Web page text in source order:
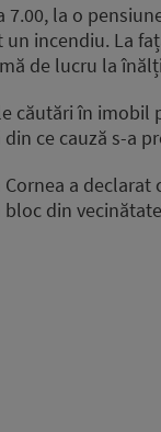
la o
incendiu. La
de lucru la
căutări în imobil
ce cauză s-a
a
din